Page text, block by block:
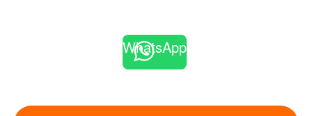
WhatsApp